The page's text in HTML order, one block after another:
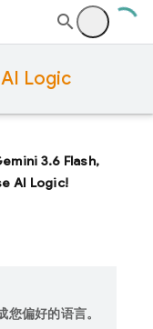
Logic
3.6 Flash,
AI Logic!
偏好的语言。